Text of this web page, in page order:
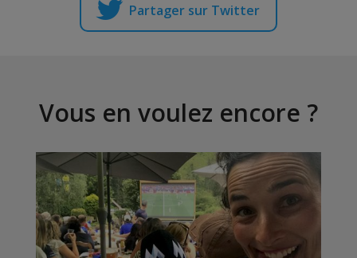
Partager sur Twitter
Vous en voulez encore ?